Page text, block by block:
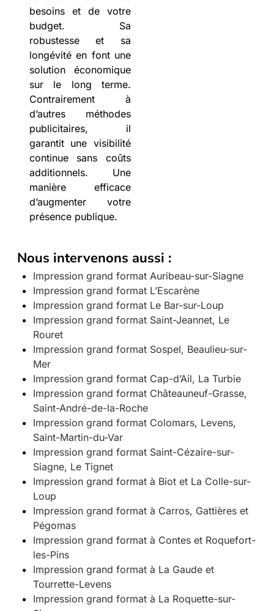
besoins et de votre
budget. Sa
robustesse et sa
longévité en font une
solution économique
sur le long terme.
Contrairement à
d’autres méthodes
publicitaires, il
garantit une visibilité
continue sans coûts
additionnels. Une
manière efficace
d’augmenter votre
présence publique.
Nous intervenons aussi :
Impression grand format Auribeau-sur-Siagne
Impression grand format L’Escarène
Impression grand format Le Bar-sur-Loup
Impression grand format Saint-Jeannet, Le
Rouret
Impression grand format Sospel, Beaulieu-sur-
Mer
Impression grand format Cap-d’Ail, La Turbie
Impression grand format Châteauneuf-Grasse,
Saint-André-de-la-Roche
Impression grand format Colomars, Levens,
Saint-Martin-du-Var
Impression grand format Saint-Cézaire-sur-
Siagne, Le Tignet
Impression grand format à Biot et La Colle-sur-
Loup
Impression grand format à Carros, Gattières et
Pégomas
Impression grand format à Contes et Roquefort-
les-Pins
Impression grand format à La Gaude et
Tourrette-Levens
Impression grand format à La Roquette-sur-